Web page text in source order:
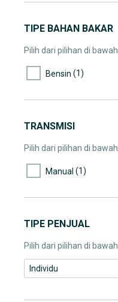
TIPE BAHAN BAKAR
Pilih dari pilihan di bawah
Bensin (1)
TRANSMISI
Pilih dari pilihan di bawah
Manual (1)
TIPE PENJUAL
Pilih dari pilihan di bawah
Individu